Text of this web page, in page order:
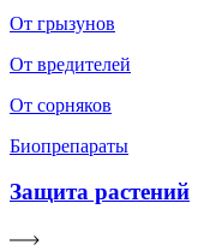
От грызунов
От вредителей
От сорняков
Биопрепараты
Защита растений